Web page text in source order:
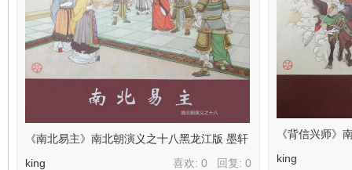
《背信兴师》
king
《南北易主》南北朝演义之十八黑龙江版 墨轩
喜欢: 0 回复: 0
king